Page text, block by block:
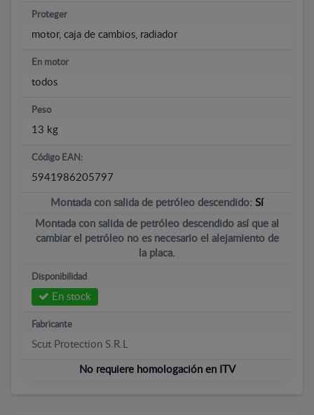
Proteger
motor, caja de cambios, radiador
En motor
todos
Peso
13 kg
Código EAN:
5941986205797
Montada con salida de petróleo descendido: Sí
Montada con salida de petróleo descendido así que al
cambiar el petróleo no es necesario el alejamiento de
la placa.
Disponibilidad
En stock
Fabricante
Scut Protection S.R.L
No requiere homologación en ITV